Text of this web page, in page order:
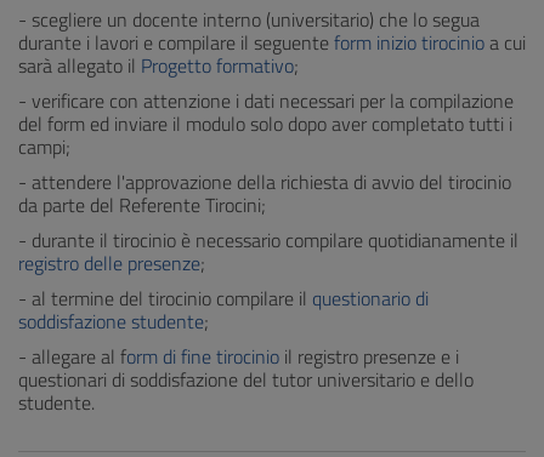
- scegliere un docente interno (universitario) che lo segua
durante i lavori e compilare il seguenteform inizio tirocinioa cui
sarà allegato il Progetto formativo;
- verificare con attenzione i dati necessari per la compilazione
del form ed inviare il modulo solo dopo aver completato tutti i
campi;
- attendere l'approvazione della richiesta di avvio del tirocinio
da parte del Referente Tirocini;
- durante il tirocinio è necessario compilare quotidianamente il
registro delle presenze;
- al termine del tirocinio compilare il questionario di
soddisfazione studente;
- allegare al form di fine tirocinio il registro presenze e i
questionari di soddisfazione del tutor universitario e dello
studente.